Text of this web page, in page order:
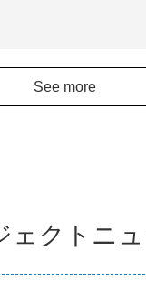
See more
ェクトニ